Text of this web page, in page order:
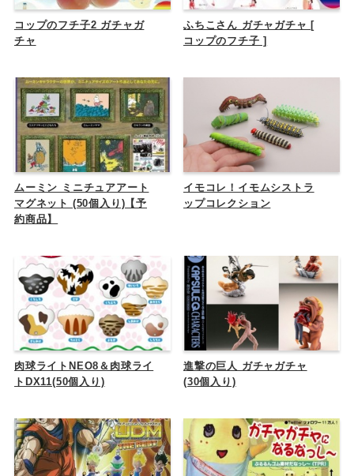
コップのフチ子2 ガチャガ
チャ
ふちこさん ガチャガチャ [
コップのフチ子 ]
ムーミン ミニチュアアート
マグネット (50個入り)【予
約商品】
イモコレ！イモムシストラ
ップコレクション
肉球ライトNEO8＆肉球ライ
トDX11(50個入り)
進撃の巨人 ガチャガチャ
(30個入り)